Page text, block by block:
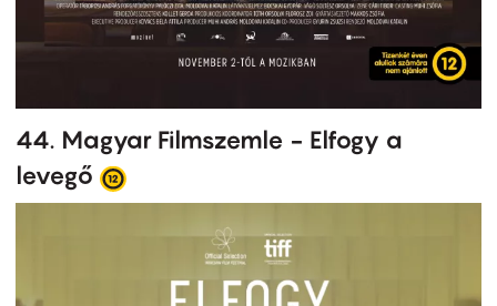
44. Magyar Filmszemle - Elfogy a
levegő